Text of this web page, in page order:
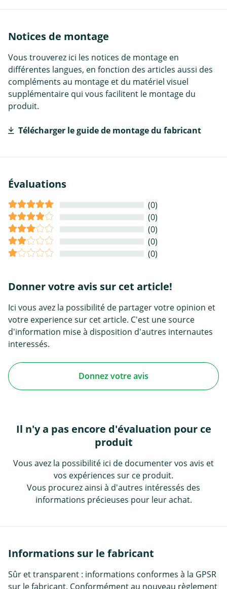
Notices de montage
Vous trouverez ici les notices de montage en
différentes langues, en fonction des articles aussi des
compléments au montage et du matériel visuel
supplémentaire qui vous facilitent le montage du
produit.
Télécharger le guide de montage du fabricant
Évaluations
(0)
(0)
(0)
(0)
(0)
Donner votre avis sur cet article!
Ici vous avez la possibilité de partager votre opinion et
votre experience sur cet article. C'est une source
d'information mise à disposition d'autres internautes
interessés.
Donnez votre avis
Il n'y a pas encore d'évaluation pour ce
produit
Vous avez la possibilité ici de documenter vos avis et
vos expériences sur ce produit.
Vous procurez ainsi à d'autres intéressés des
informations précieuses pour leur achat.
Informations sur le fabricant
Sûr et transparent : informations conformes à la GPSR
sur le fabricant. Conformément au nouveau règlement